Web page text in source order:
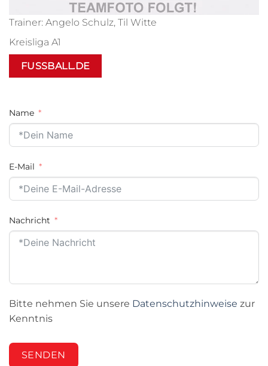
Trainer: Angelo Schulz, Til Witte
Kreisliga A1
FUSSBALL.DE
Name
E-Mail
Nachricht
Bitte nehmen Sie unsere Datenschutzhinweise zur
Kenntnis
SENDEN